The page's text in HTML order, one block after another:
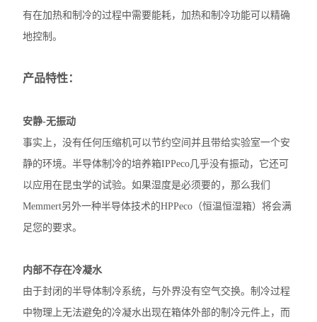
有在加热和制冷的过程中需要能耗，加热和制冷功能可以精确
地控制。
产品特性：
安静-无振动
事实上，没有任何压缩机可以节约空间并且带给实验室一个安
静的环境。半导体制冷的培养箱IPPeco几乎没有振动，它还可
以应用在昆虫学的试验。如果湿度是必须要的，那么我们
Memmert另外一种半导体技术的HPPeco（恒温恒湿箱）将会满
足您的要求。
内部不存在冷凝水
由于封闭的半导体制冷系统，与外界没有空气交换。制冷过程
中物理上无法避免的冷凝水出现在箱体外部的制冷元件上，而